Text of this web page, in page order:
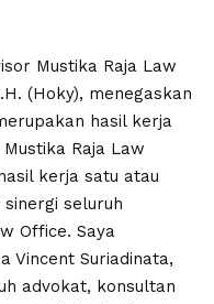
Mustika Raja Law
(Hoky), menegaskan
hasil kerja
Raja Law
kerja satu atau
seluruh
Office. Saya
Vincent Suriadinata,
advokat, konsultan